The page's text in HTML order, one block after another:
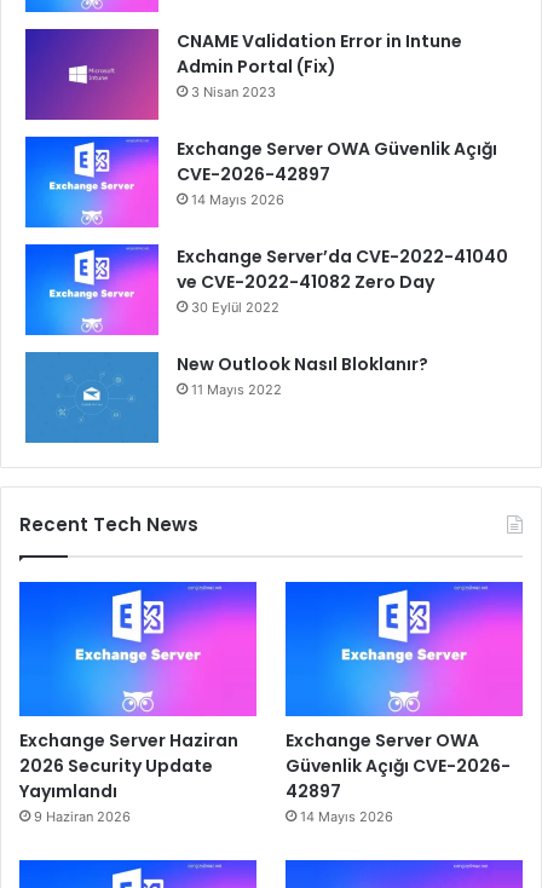
CNAME Validation Error in Intune
Admin Portal (Fix)
3 Nisan 2023
Exchange Server OWA Güvenlik Açığı
CVE-2026-42897
14 Mayıs 2026
Exchange Server’da CVE-2022-41040
ve CVE-2022-41082 Zero Day
30 Eylül 2022
New Outlook Nasıl Bloklanır?
11 Mayıs 2022
Recent Tech News
Exchange Server Haziran
2026 Security Update
Yayımlandı
9 Haziran 2026
Exchange Server OWA
Güvenlik Açığı CVE-2026-
42897
14 Mayıs 2026